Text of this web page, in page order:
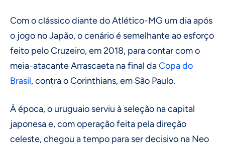
Com o clássico diante do Atlético-MG um dia após
o jogo no Japão, o cenário é semelhante ao esforço
feito pelo Cruzeiro, em 2018, para contar com o
meia-atacante Arrascaeta na final daCopa do
Brasil, contra o Corinthians, em São Paulo.
À época, o uruguaio serviu à seleção na capital
japonesa e, com operação feita pela direção
celeste, chegou a tempo para ser decisivo na Neo